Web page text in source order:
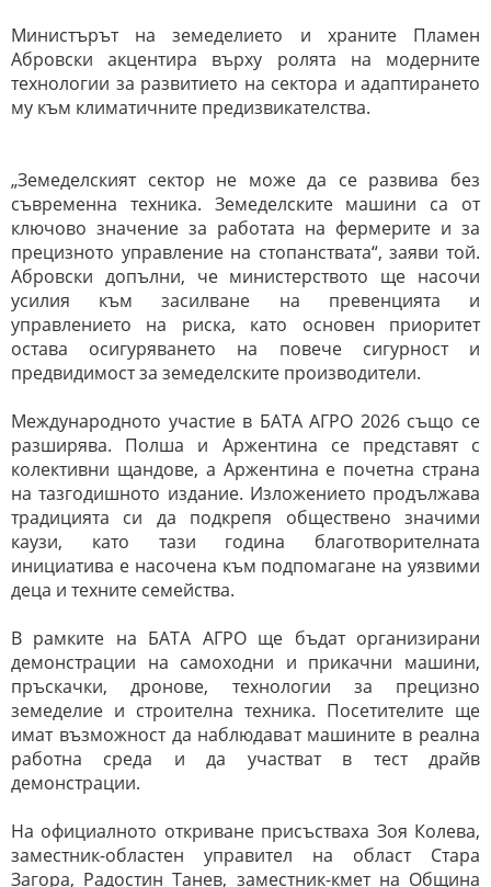
Министърът на земеделието и храните Пламен
Абровски акцентира върху ролята на модерните
технологии за развитието на сектора и адаптирането
му към климатичните предизвикателства.
„Земеделският сектор не може да се развива без
съвременна техника. Земеделските машини са от
ключово значение за работата на фермерите и за
прецизното управление на стопанствата“, заяви той.
Абровски допълни, че министерството ще насочи
усилия към засилване на превенцията и
управлението на риска, като основен приоритет
остава осигуряването на повече сигурност и
предвидимост за земеделските производители.
Международното участие в БАТА АГРО 2026 също се
разширява. Полша и Аржентина се представят с
колективни щандове, а Аржентина е почетна страна
на тазгодишното издание. Изложението продължава
традицията си да подкрепя обществено значими
каузи, като тази година благотворителната
инициатива е насочена към подпомагане на уязвими
деца и техните семейства.
В рамките на БАТА АГРО ще бъдат организирани
демонстрации на самоходни и прикачни машини,
пръскачки, дронове, технологии за прецизно
земеделие и строителна техника. Посетителите ще
имат възможност да наблюдават машините в реална
работна среда и да участват в тест драйв
демонстрации.
На официалното откриване присъстваха Зоя Колева,
заместник-областен управител на област Стара
Загора, Радостин Танев, заместник-кмет на Община